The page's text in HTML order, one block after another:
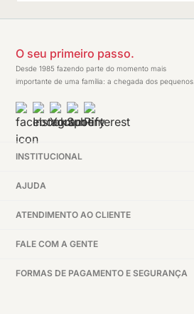
O seu primeiro passo.
Desde 1985 fazendo parte do momento mais
importante de uma família: a chegada dos pequenos.
INSTITUCIONAL
AJUDA
ATENDIMENTO AO CLIENTE
FALE COM A GENTE
FORMAS DE PAGAMENTO E SEGURANÇA